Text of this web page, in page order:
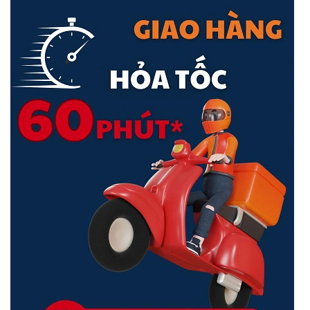
Ổ cứng SSD bên ngoài được trang bị cho Android
Với One Touch SSD, hãy sao lưu video, ảnh, v.v. của Android và giải
phóng thêm dung lượng trên thiết bị của bạn! Có kết nối USB-C và
ứng dụng sao lưu Android mới của chúng tôi (tải xuống qua Cửa
). Quá trình chuyển nhanh chóng và dễ dàng, và
OneTouch SSD là lựa chọn lý tưởng để chuyển nội dung của bạn khi
đang di chuyển. Nhấp vàođây
để xem danh sách các thiết bị đã
được thử nghiệm tại nhà máy về khả năng tương thích.